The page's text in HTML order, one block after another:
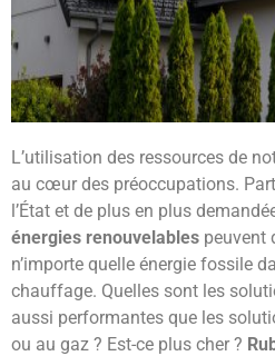
L’utilisation des ressources de
au cœur des préoccupations.
l’État et de plus en plus
énergies renouvelables peuvent
n’importe quelle énergie fossile
chauffage. Quelles sont les
aussi performantes que les
ou au gaz ? Est-ce plus cher ?